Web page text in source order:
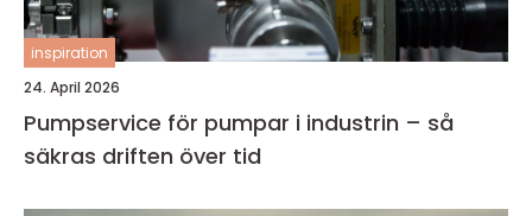
inspiration
24. April 2026
Pumpservice för pumpar i industrin – så
säkras driften över tid